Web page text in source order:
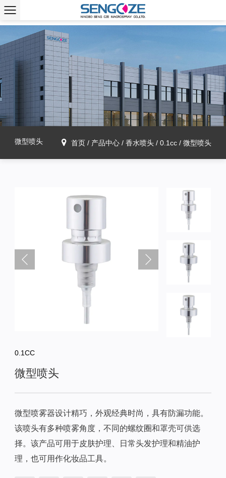
微型喷头 首页 / 产品中心 / 香水喷头 / 0.1cc / 微型喷头
0.1CC
微型喷头
微型喷雾器设计精巧，外观经典时尚，具有防漏功能。
该喷头有多种喷雾角度，不同的螺纹圈和罩壳可供选
择。该产品可用于皮肤护理、日常头发护理和精油护
理，也可用作化妆品工具。